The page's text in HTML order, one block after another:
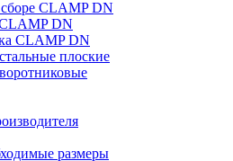
CLAMP DN
DN
CLAMP DN
плоские
размеры